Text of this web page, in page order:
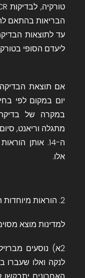
הבריאות בהתאם
עד לתוצאות
ליעדם הסופי
יום במקום לפי
מתגלה וריאנט,
ה-14. אותן
אלו.
2. הוראות מיוחדות הנוגעות
למדינות מוצא
2א) נוסעים